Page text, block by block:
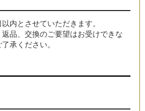
内とさせていただきます。
品、交換のご要望はお受けできな
承ください。